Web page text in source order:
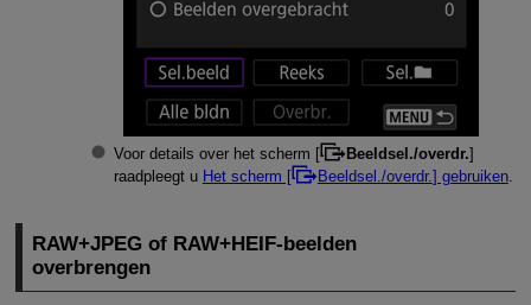
Voor details over het scherm [ Beeldsel./overdr.]
raadpleegt u Het scherm [ Beeldsel./overdr.] gebruiken.
RAW+JPEG of RAW+HEIF-beelden
overbrengen